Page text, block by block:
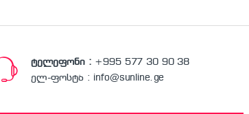
ტელეფონი : +995 577 30 90 38
ელ-ფოსტა : info@sunline.ge